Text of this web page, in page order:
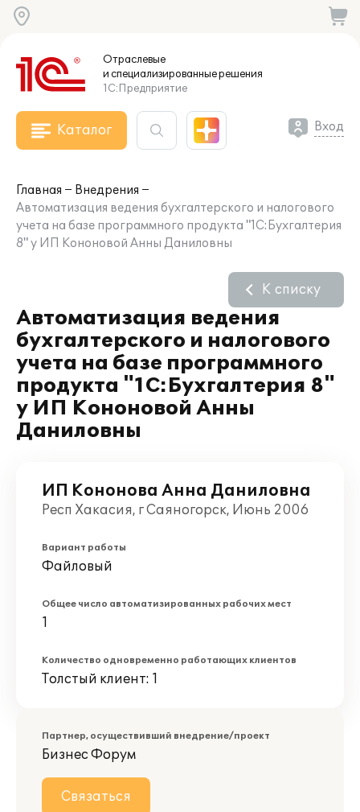
Отраслевые
и специализированныерешения
1С:Предприятие
Каталог Вход
Главная
Внедрения
Автоматизация ведения бухгалтерского и налогового
учета на базе программного продукта "1С:Бухгалтерия
8" у ИП Кононовой Анны Даниловны
Автоматизация ведения
бухгалтерского и налогового
учета на базе программного
продукта "1С:Бухгалтерия 8"
у ИП Кононовой Анны
Даниловны
К списку
ИП Кононова Анна Даниловна
Респ Хакасия, г Саяногорск, Июнь 2006
Вариант работы
Файловый
Общее число автоматизированных рабочих мест
1
Количество одновременно работающих клиентов
Толстый клиент: 1
Партнер, осуществивший внедрение/проект
Бизнес Форум
Связаться